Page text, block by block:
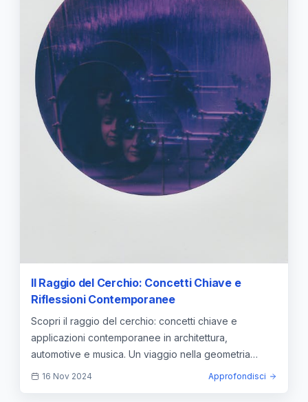
Il Raggio del Cerchio: Concetti Chiave e
Riflessioni Contemporanee
Scopri il raggio del cerchio: concetti chiave e
applicazioni contemporanee in architettura,
automotive e musica. Un viaggio nella geometria
moderna.
16 Nov 2024 Approfondisci